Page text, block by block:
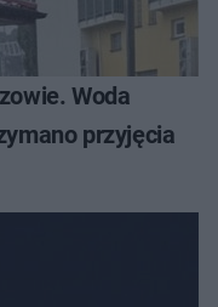
Woda
przyjęcia